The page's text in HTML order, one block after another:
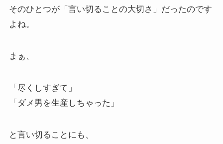
そのひとつが「言い切ることの大切さ」だったのです
よね。
まぁ、
「尽くしすぎて」
「ダメ男を生産しちゃった」
と言い切ることにも、